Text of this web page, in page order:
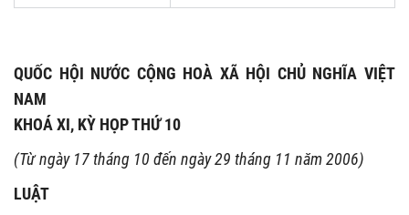
QUỐC HỘI NƯỚC CỘNG HOÀ XÃ HỘI CHỦ NGHĨA VIỆT
NAM
KHOÁ XI, KỲ HỌP THỨ 10
(Từ ngày 17 tháng 10 đến ngày 29 tháng 11 năm 2006)
LUẬT